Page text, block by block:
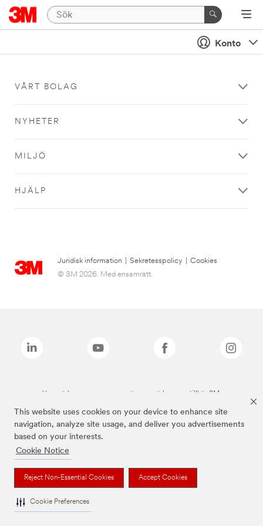
This website uses cookies on your device to enhance site
navigation, analyze site usage, and deliver you advertisements
based on your interests.
Cookie Notice
Reject Non-Essential Cookies Accept Cookies
Cookie Preferences
Konto
VÅRT BOLAG
NYHETER
MILJÖ
HJÄLP
Juridisk information Sekretesspolicy
Cookies
© 3M 2026. Med ensamrätt.
Varumärken som anges ovan är varumärken som tillhör 3M.